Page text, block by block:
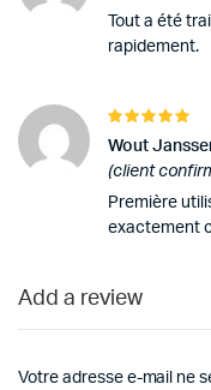
Tout a été
rapidement.
5sur 5
Wout
(client
Première
exactement
Add a review
Votre adresse e-mail ne